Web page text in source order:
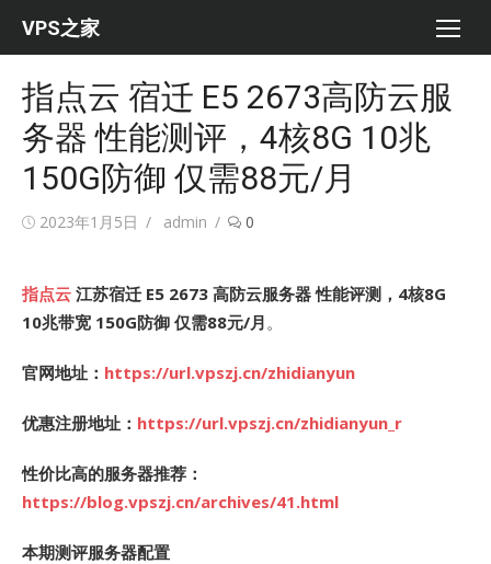
VPS之家
指点云 宿迁 E5 2673高防云服
务器 性能测评，4核8G 10兆
150G防御 仅需88元/月
Posted
2023年1月5日 Author
admin 0
指点云 江苏宿迁 E5 2673 高防云服务器 性能评测，4核8G
10兆带宽 150G防御 仅需88元/月。
官网地址： https://url.vpszj.cn/zhidianyun
优惠注册地址： https://url.vpszj.cn/zhidianyun_r
性价比高的服务器推荐：
https://blog.vpszj.cn/archives/41.html
本期测评服务器配置